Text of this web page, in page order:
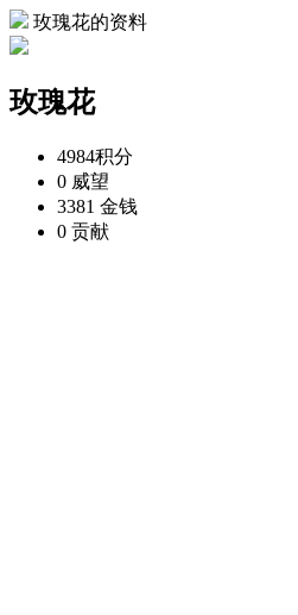
玫瑰花的资料
玫瑰花
4984积分
0 威望
3381 金钱
0 贡献